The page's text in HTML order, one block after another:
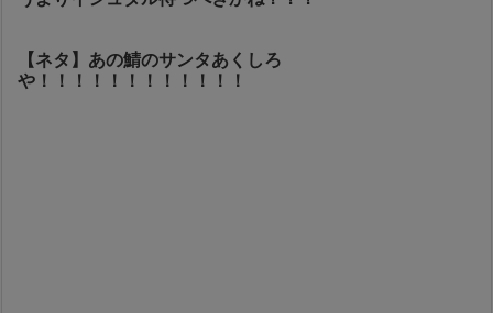
【ネタ】あの鯖のサンタあくしろ
や！！！！！！！！！！！！